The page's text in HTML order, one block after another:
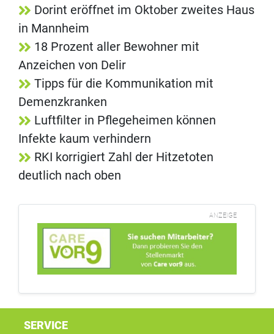
Dorint eröffnet im Oktober zweites Haus
in Mannheim
18 Prozent aller Bewohner mit
Anzeichen von Delir
Tipps für die Kommunikation mit
Demenzkranken
Luftfilter in Pflegeheimen können
Infekte kaum verhindern
RKI korrigiert Zahl der Hitzetoten
deutlich nach oben
ANZEIGE
SERVICE